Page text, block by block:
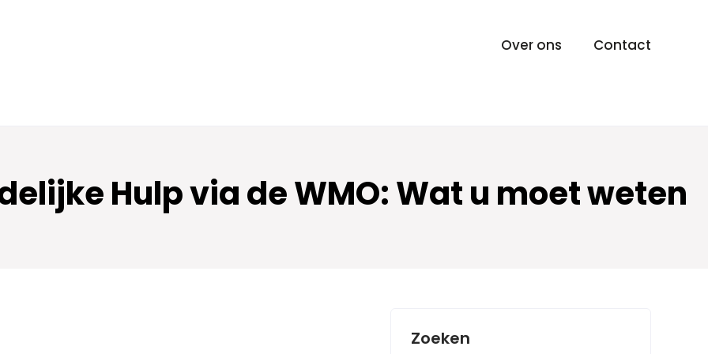
Over ons Contact
Hulp via de WMO: Wat u moet weten
Zoeken